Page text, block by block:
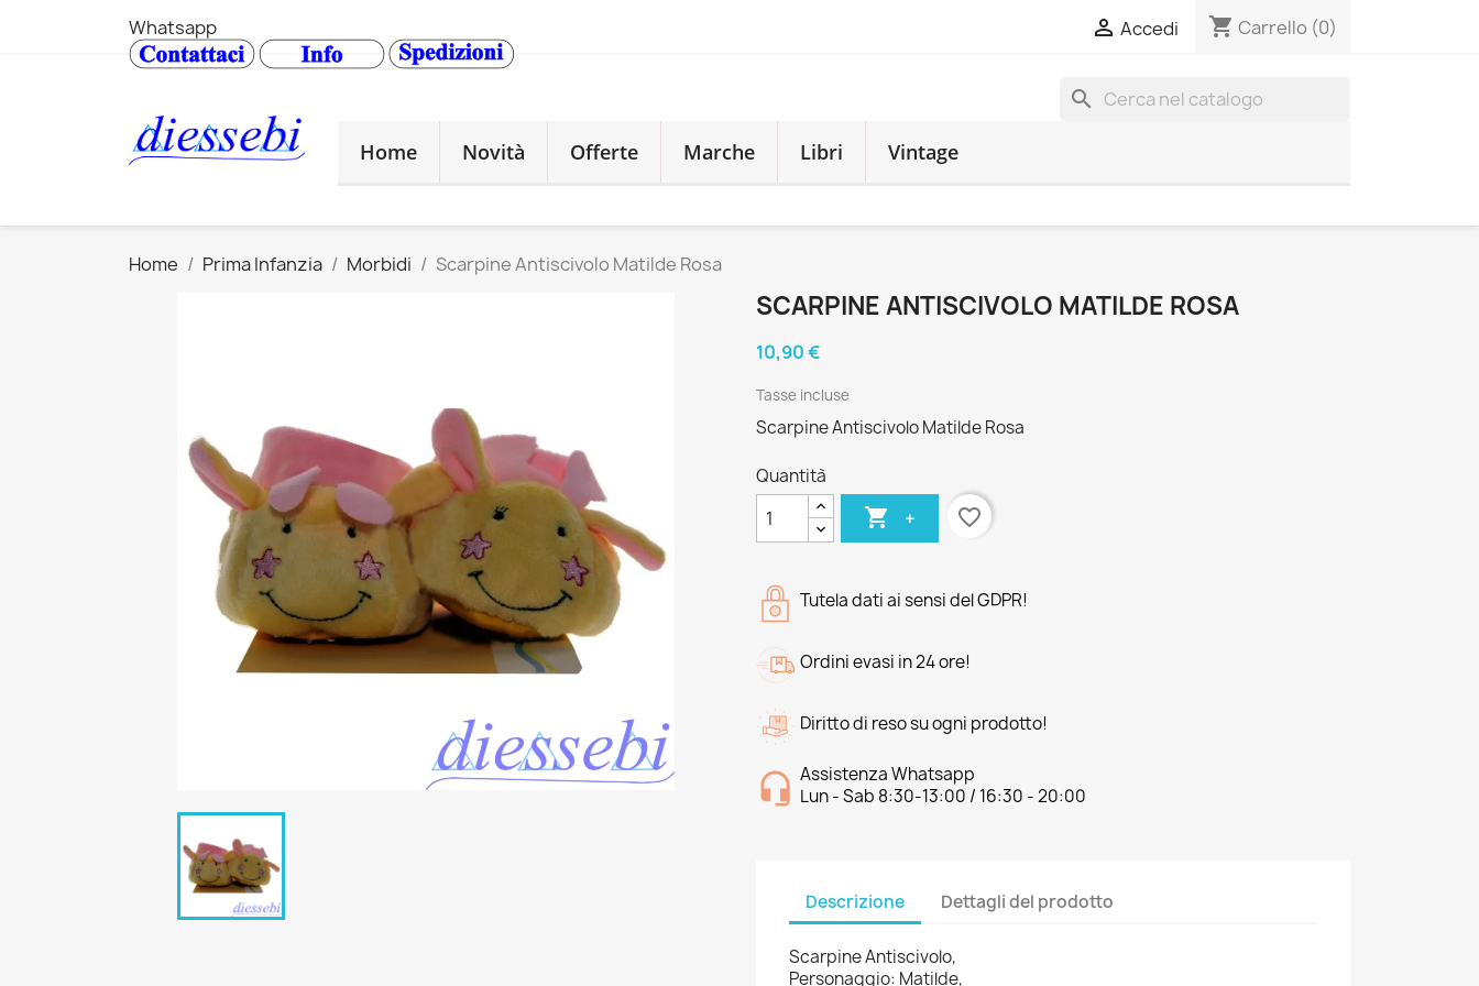
Whatsapp  Accedi shopping_cart Carrello (0)
search
Home
Novità Offerte Marche Libri Vintage
Home Prima Infanzia Morbidi Scarpine Antiscivolo Matilde Rosa
SCARPINE ANTISCIVOLO MATILDE ROSA
10,90 €
Tasse incluse
Scarpine Antiscivolo Matilde Rosa
Quantità
 + favorite_border
Tutela dati ai sensi del GDPR!
Ordini evasi in 24 ore!
Diritto di reso su ogni prodotto!
Assistenza Whatsapp
Lun - Sab 8:30-13:00 / 16:30 - 20:00
Descrizione Dettagli del prodotto
Scarpine Antiscivolo,
Personaggio: Matilde,